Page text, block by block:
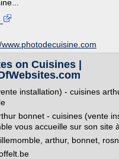
on Cuisines |
installation) - cuisines
bonnet - cuisines (vente
vous accueille sur son site
arthur, bonnet,